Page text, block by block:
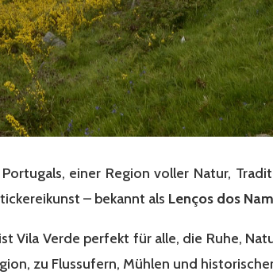
einer Region voller Natur,
– bekannt als Lenços dos
Vila Verde perfekt für alle, die Ruhe,
zu Flussufern, Mühlen und